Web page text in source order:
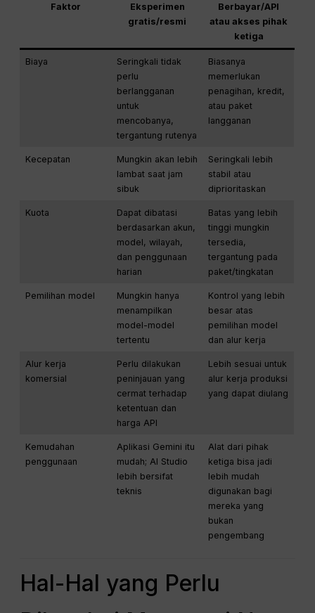
Faktor
Eksperimen
gratis/resmi
Berbayar/API
atau akses pihak
ketiga
Biaya
Seringkali tidak
perlu
berlangganan
untuk
mencobanya,
tergantung rutenya
Biasanya
memerlukan
penagihan, kredit,
atau paket
langganan
Kecepatan
Mungkin akan lebih
lambat saat jam
sibuk
Seringkali lebih
stabil atau
diprioritaskan
Kuota
Dapat dibatasi
berdasarkan akun,
model, wilayah,
dan penggunaan
harian
Batas yang lebih
tinggi mungkin
tersedia,
tergantung pada
paket/tingkatan
Pemilihan model
Mungkin hanya
menampilkan
model-model
tertentu
Kontrol yang lebih
besar atas
pemilihan model
dan alur kerja
Alur kerja
komersial
Perlu dilakukan
peninjauan yang
cermat terhadap
ketentuan dan
harga API
Lebih sesuai untuk
alur kerja produksi
yang dapat diulang
Kemudahan
penggunaan
Aplikasi Gemini itu
mudah; AI Studio
lebih bersifat
teknis
Alat dari pihak
ketiga bisa jadi
lebih mudah
digunakan bagi
mereka yang
bukan
pengembang
Hal-Hal yang Perlu